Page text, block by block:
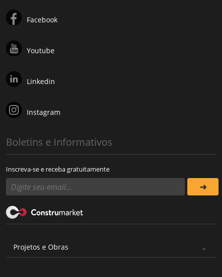
Facebook
Youtube
Linkedin
Instagram
Boletins e Informativos
Inscreva-se e receba gratuitamente
Projetos e Obras